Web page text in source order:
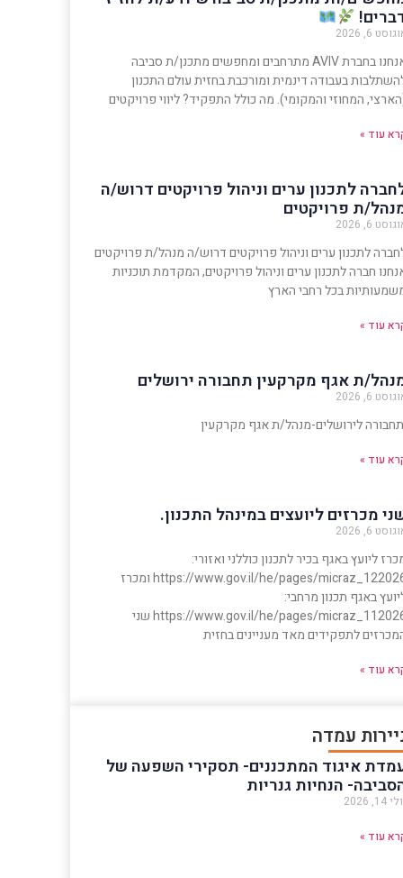
6, 2026
אנחנו בחברת AVIV מתרחבים ומחפשים מתכנן/ת סביבה
בעבודה דינמית ומורכבת בחזית עולם התכנון
המחוזי והמקומי). מה כולל התפקיד? ליווי פרויקטים
עוד »
לתכנון ערים וניהול פרויקטים דרוש/ה
ת פרויקטים
6, 2026
לתכנון ערים וניהול פרויקטים דרוש/ה מנהל/ת פרויקטים
חברה לתכנון ערים וניהול פרויקטים, המקדמת תוכניות
בכל רחבי הארץ
עוד »
ת אגף מקרקעין תחבורה ירושלים
6, 2026
תחבורה לירושלים-מנהל/ת אגף מקרקעין
עוד »
מכרזים ליועצים במינהל התכנון.
6, 2026
ליועץ באגף בכיר לתכנון כוללני ואזורי:
https://www.gov.il/he/pages/micraz_122026 ומכרז
באגף תכנון מרחבי:
https://www.gov.il/he/pages/micraz_112026 שני
לתפקידים מאד מעניינים בחזית
עוד »
עמדה
איגוד המתכננים- תסקירי השפעה של
הנחיות גנריות
14, 2026
עוד »